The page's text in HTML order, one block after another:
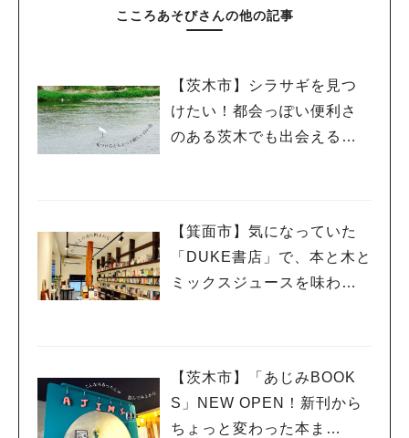
こころあそびさんの他の記事
【茨木市】シラサギを見つ
けたい！都会っぽい便利さ
のある茨木でも出会える自
【箕面市】気になっていた
「DUKE書店」で、本と木と
ミックスジュースを味わう
【茨木市】「あじみBOOK
S」NEW OPEN！新刊から
ちょっと変わった本ま